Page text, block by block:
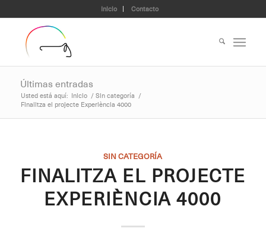
Inicio Contacto
Últimas entradas
Usted está aquí: Inicio / Sin categoría /
Finalitza el projecte Experiència 4000
SIN CATEGORÍA
FINALITZA EL PROJECTE
EXPERIÈNCIA 4000